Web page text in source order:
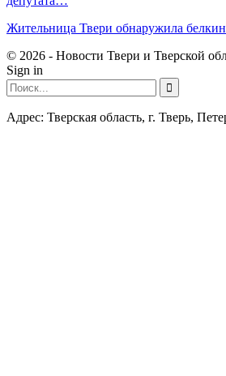
Жительница Твери обнаружила
© 2026 - Новости Твери и Тверской
Sign in
Адрес: Тверская область, г. Тверь,